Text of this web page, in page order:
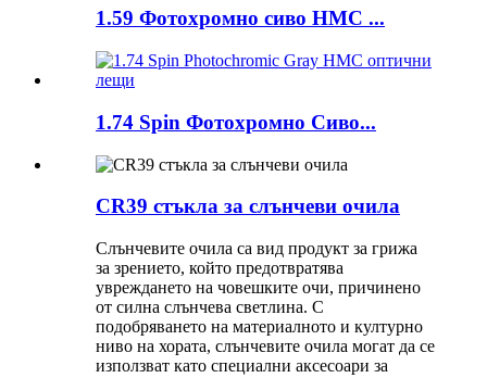
1.59 Фотохромно сиво HMC ...
1.74 Spin Фотохромно Сиво...
CR39 стъкла за слънчеви очила
Слънчевите очила са вид продукт за грижа
за зрението, който предотвратява
увреждането на човешките очи, причинено
от силна слънчева светлина. С
подобряването на материалното и културно
ниво на хората, слънчевите очила могат да се
използват като специални аксесоари за